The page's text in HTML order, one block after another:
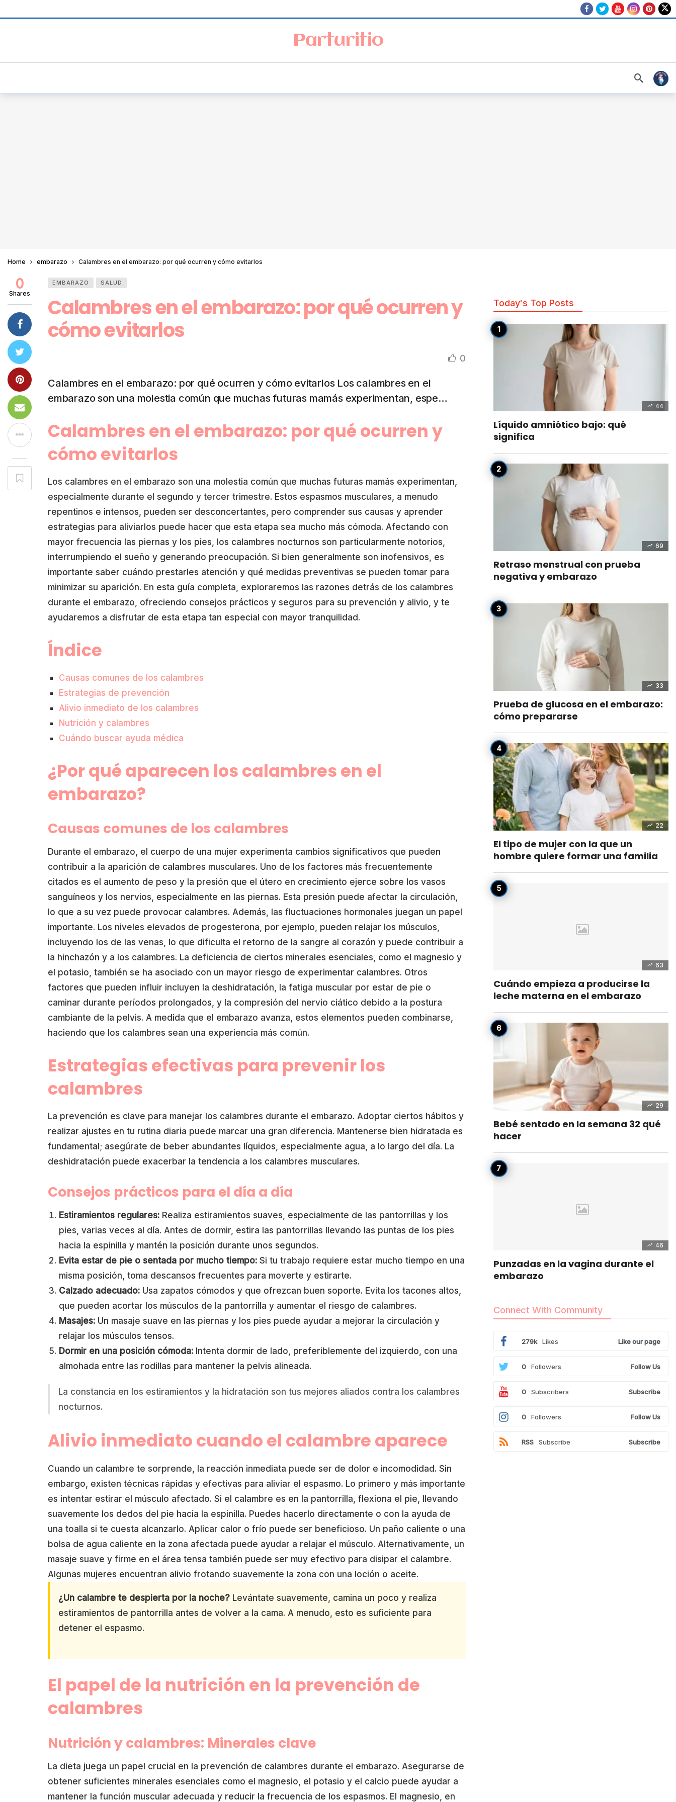
Parturitio
Home embarazo Calambres en el embarazo: por qué ocurren y cómo evitarlos
EMBARAZO SALUD
Calambres en el embarazo: por qué ocurren y
cómo evitarlos
0
0
Shares
Calambres en el embarazo: por qué ocurren y cómo evitarlos Los calambres en el
embarazo son una molestia común que muchas futuras mamás experimentan, espe…
Calambres en el embarazo: por qué ocurren y
cómo evitarlos
Los calambres en el embarazo son una molestia común que muchas futuras mamás experimentan,
especialmente durante el segundo y tercer trimestre. Estos espasmos musculares, a menudo
repentinos e intensos, pueden ser desconcertantes, pero comprender sus causas y aprender
estrategias para aliviarlos puede hacer que esta etapa sea mucho más cómoda. Afectando con
mayor frecuencia las piernas y los pies, los calambres nocturnos son particularmente notorios,
interrumpiendo el sueño y generando preocupación. Si bien generalmente son inofensivos, es
importante saber cuándo prestarles atención y qué medidas preventivas se pueden tomar para
minimizar su aparición. En esta guía completa, exploraremos las razones detrás de los calambres
durante el embarazo, ofreciendo consejos prácticos y seguros para su prevención y alivio, y te
ayudaremos a disfrutar de esta etapa tan especial con mayor tranquilidad.
Índice
Causas comunes de los calambres
Estrategias de prevención
Alivio inmediato de los calambres
Nutrición y calambres
Cuándo buscar ayuda médica
¿Por qué aparecen los calambres en el
embarazo?
Causas comunes de los calambres
Durante el embarazo, el cuerpo de una mujer experimenta cambios significativos que pueden
contribuir a la aparición de calambres musculares. Uno de los factores más frecuentemente
citados es el aumento de peso y la presión que el útero en crecimiento ejerce sobre los vasos
sanguíneos y los nervios, especialmente en las piernas. Esta presión puede afectar la circulación,
lo que a su vez puede provocar calambres. Además, las fluctuaciones hormonales juegan un papel
importante. Los niveles elevados de progesterona, por ejemplo, pueden relajar los músculos,
incluyendo los de las venas, lo que dificulta el retorno de la sangre al corazón y puede contribuir a
la hinchazón y a los calambres. La deficiencia de ciertos minerales esenciales, como el magnesio y
el potasio, también se ha asociado con un mayor riesgo de experimentar calambres. Otros
factores que pueden influir incluyen la deshidratación, la fatiga muscular por estar de pie o
caminar durante períodos prolongados, y la compresión del nervio ciático debido a la postura
cambiante de la pelvis. A medida que el embarazo avanza, estos elementos pueden combinarse,
haciendo que los calambres sean una experiencia más común.
Estrategias efectivas para prevenir los
calambres
La prevención es clave para manejar los calambres durante el embarazo. Adoptar ciertos hábitos y
realizar ajustes en tu rutina diaria puede marcar una gran diferencia. Mantenerse bien hidratada es
fundamental; asegúrate de beber abundantes líquidos, especialmente agua, a lo largo del día. La
deshidratación puede exacerbar la tendencia a los calambres musculares.
Consejos prácticos para el día a día
Estiramientos regulares: Realiza estiramientos suaves, especialmente de las pantorrillas y los
pies, varias veces al día. Antes de dormir, estira las pantorrillas llevando las puntas de los pies
hacia la espinilla y mantén la posición durante unos segundos.
Evita estar de pie o sentada por mucho tiempo: Si tu trabajo requiere estar mucho tiempo en una
misma posición, toma descansos frecuentes para moverte y estirarte.
Calzado adecuado: Usa zapatos cómodos y que ofrezcan buen soporte. Evita los tacones altos,
que pueden acortar los músculos de la pantorrilla y aumentar el riesgo de calambres.
Masajes: Un masaje suave en las piernas y los pies puede ayudar a mejorar la circulación y
relajar los músculos tensos.
Dormir en una posición cómoda: Intenta dormir de lado, preferiblemente del izquierdo, con una
almohada entre las rodillas para mantener la pelvis alineada.
La constancia en los estiramientos y la hidratación son tus mejores aliados contra los calambres
nocturnos.
Alivio inmediato cuando el calambre aparece
Cuando un calambre te sorprende, la reacción inmediata puede ser de dolor e incomodidad. Sin
embargo, existen técnicas rápidas y efectivas para aliviar el espasmo. Lo primero y más importante
es intentar estirar el músculo afectado. Si el calambre es en la pantorrilla, flexiona el pie, llevando
suavemente los dedos del pie hacia la espinilla. Puedes hacerlo directamente o con la ayuda de
una toalla si te cuesta alcanzarlo. Aplicar calor o frío puede ser beneficioso. Un paño caliente o una
bolsa de agua caliente en la zona afectada puede ayudar a relajar el músculo. Alternativamente, un
masaje suave y firme en el área tensa también puede ser muy efectivo para disipar el calambre.
Algunas mujeres encuentran alivio frotando suavemente la zona con una loción o aceite.
¿Un calambre te despierta por la noche? Levántate suavemente, camina un poco y realiza
estiramientos de pantorrilla antes de volver a la cama. A menudo, esto es suficiente para
detener el espasmo.
El papel de la nutrición en la prevención de
calambres
Nutrición y calambres: Minerales clave
La dieta juega un papel crucial en la prevención de calambres durante el embarazo. Asegurarse de
obtener suficientes minerales esenciales como el magnesio, el potasio y el calcio puede ayudar a
mantener la función muscular adecuada y reducir la frecuencia de los espasmos. El magnesio, en
Today's Top Posts
44
Líquido amniótico bajo: qué
significa
69
Retraso menstrual con prueba
negativa y embarazo
33
Prueba de glucosa en el embarazo:
cómo prepararse
22
El tipo de mujer con la que un
hombre quiere formar una familia
63
Cuándo empieza a producirse la
leche materna en el embarazo
29
Bebé sentado en la semana 32 qué
hacer
46
Punzadas en la vagina durante el
embarazo
Connect With Community
279k Likes Like our page
0 Followers Follow Us
0 Subscribers Subscribe
0 Followers Follow Us
RSS Subscribe Subscribe